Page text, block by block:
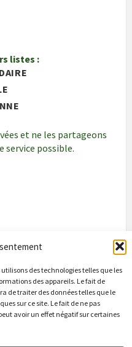
des technologies telles que les
des appareils. Le fait de
de traiter des données telles que le
sur ce site. Le fait de ne pas
avoir un effet négatif sur certaines
listes :
et ne les partageons
service possible.